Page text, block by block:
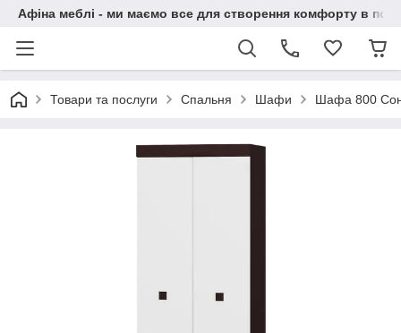
Афіна меблі - ми маємо все для створення комфорту в
Товари та послуги Спальня Шафи Шафа 800